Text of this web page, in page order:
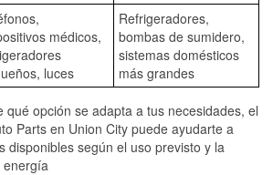
médicos,
luces
Refrigeradores,
bombas de sumidero,
sistemas domésticos
más grandes
qué opción se adapta a tus necesidades, el
Parts en Union City puede ayudarte a
disponibles según el uso previsto y la